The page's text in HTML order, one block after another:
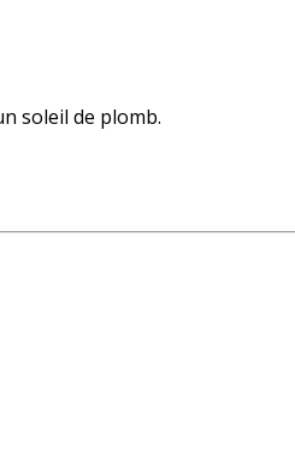
soleil de plomb.